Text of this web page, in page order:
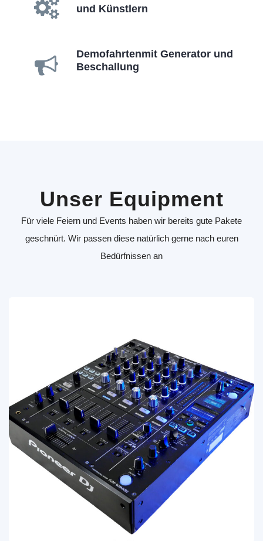
und Künstlern
Demofahrtenmit Generator und
Beschallung
Unser Equipment
Für viele Feiern und Events haben wir bereits gute Pakete
geschnürt. Wir passen diese natürlich gerne nach euren
Bedürfnissen an